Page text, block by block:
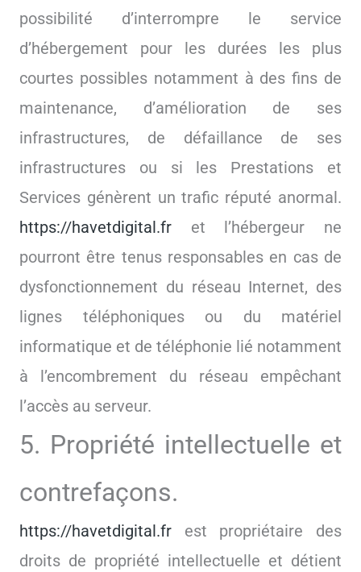
possibilité d’interrompre le service
d’hébergement pour les durées les plus
courtes possibles notamment à des fins de
maintenance, d’amélioration de ses
infrastructures, de défaillance de ses
infrastructures ou si les Prestations et
Services génèrent un trafic réputé anormal.
https://havetdigital.fr et l’hébergeur ne
pourront être tenus responsables en cas de
dysfonctionnement du réseau Internet, des
lignes téléphoniques ou du matériel
informatique et de téléphonie lié notamment
à l’encombrement du réseau empêchant
l’accès au serveur.
5. Propriété intellectuelle et
contrefaçons.
https://havetdigital.fr est propriétaire des
droits de propriété intellectuelle et détient